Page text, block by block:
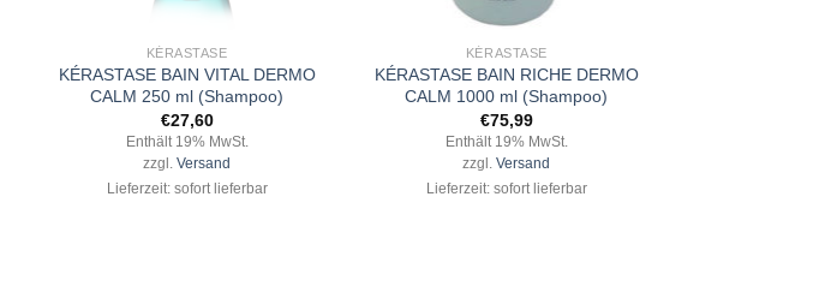
KÉRASTASE
KÉRASTASE BAIN VITAL DERMO
CALM 250 ml (Shampoo)
€27,60
Enthält 19% MwSt.
zzgl.Versand
Lieferzeit: sofort lieferbar
KÉRASTASE
KÉRASTASE BAIN RICHE DERMO
CALM 1000 ml (Shampoo)
€75,99
Enthält 19% MwSt.
zzgl.Versand
Lieferzeit: sofort lieferbar